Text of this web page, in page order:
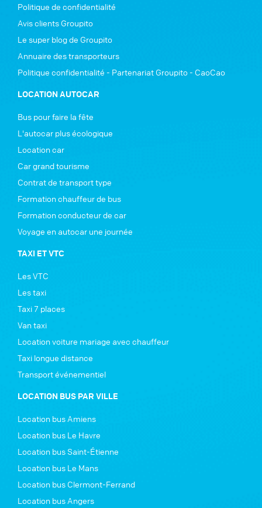
Politique de confidentialité
Avis clients Groupito
Le super blog de Groupito
Annuaire des transporteurs
Politique confidentialité - Partenariat Groupito - CaoCao
LOCATION AUTOCAR
Bus pour faire la fête
L'autocar plus écologique
Location car
Car grand tourisme
Contrat de transport type
Formation chauffeur de bus
Formation conducteur de car
Voyage en autocar une journée
TAXI ET VTC
Les VTC
Les taxi
Taxi 7 places
Van taxi
Location voiture mariage avec chauffeur
Taxi longue distance
Transport événementiel
LOCATION BUS PAR VILLE
Location bus Amiens
Location bus Le Havre
Location bus Saint-Étienne
Location bus Le Mans
Location bus Clermont-Ferrand
Location bus Angers